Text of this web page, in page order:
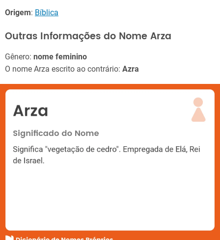
Origem: Bíblica
Outras Informações do Nome Arza
Gênero: nome feminino
O nome Arza escrito ao contrário: Azra